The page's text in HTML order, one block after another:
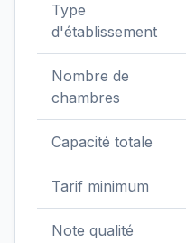
Type
d'établissement
Nombre de
chambres
Capacité totale
Tarif minimum
Note qualité